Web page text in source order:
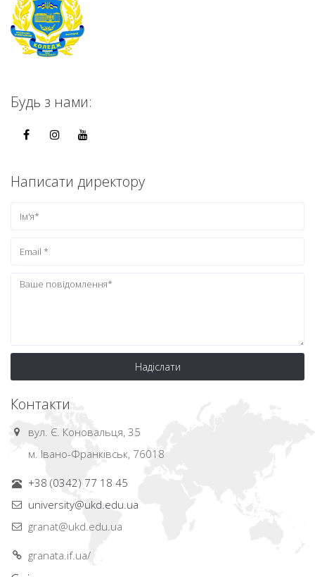
Будь з нами:
Написати директору
Надіслати
Контакти
вул. Є. Коновальця, 35
м. Івано-Франківськ, 76018
+38 (0342) 77 18 45
university@ukd.edu.ua
granat@ukd.edu.ua
granata.if.ua/